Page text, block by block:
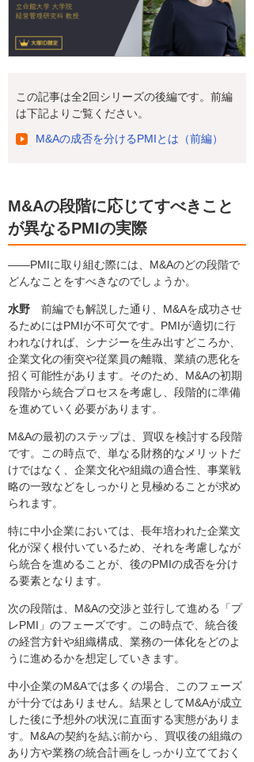
この記事は全2回シリーズの後編です。前編
は下記よりご覧ください。
M&Aの成否を分けるPMIとは（前編）
M&Aの段階に応じてすべきこと
が異なるPMIの実際
――PMIに取り組む際には、M&Aのどの段階で
どんなことをすべきなのでしょうか。
水野 前編でも解説した通り、M&Aを成功させ
るためにはPMIが不可欠です。PMIが適切に行
われなければ、シナジーを生み出すどころか、
企業文化の衝突や従業員の離職、業績の悪化を
招く可能性があります。そのため、M&Aの初期
段階から統合プロセスを考慮し、段階的に準備
を進めていく必要があります。
M&Aの最初のステップは、買収を検討する段階
です。この時点で、単なる財務的なメリットだ
けではなく、企業文化や組織の適合性、事業戦
略の一致などをしっかりと見極めることが求め
られます。
特に中小企業においては、長年培われた企業文
化が深く根付いているため、それを考慮しなが
ら統合を進めることが、後のPMIの成否を分け
る要素となります。
次の段階は、M&Aの交渉と並行して進める「プ
レPMI」のフェーズです。この時点で、統合後
の経営方針や組織構成、業務の一体化をどのよ
うに進めるかを想定していきます。
中小企業のM&Aでは多くの場合、このフェーズ
が十分ではありません。結果としてM&Aが成立
した後に予想外の状況に直面する実態がありま
す。M&Aの契約を結ぶ前から、買収後の組織の
あり方や業務の統合計画をしっかり立てておく